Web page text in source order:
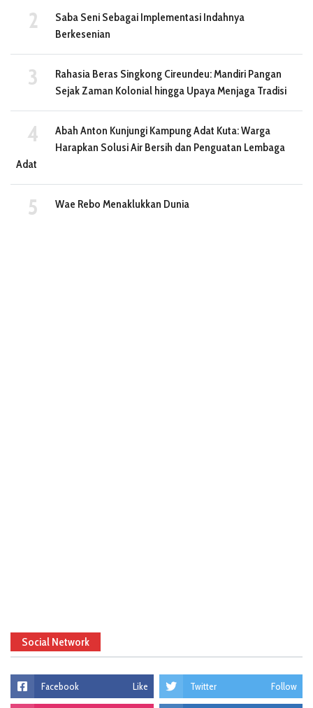
Saba Seni Sebagai Implementasi Indahnya
Berkesenian
Rahasia Beras Singkong Cireundeu: Mandiri Pangan
Sejak Zaman Kolonial hingga Upaya Menjaga Tradisi
Abah Anton Kunjungi Kampung Adat Kuta: Warga
Harapkan Solusi Air Bersih dan Penguatan Lembaga
Adat
Wae Rebo Menaklukkan Dunia
Social Network
Facebook Like Twitter Follow